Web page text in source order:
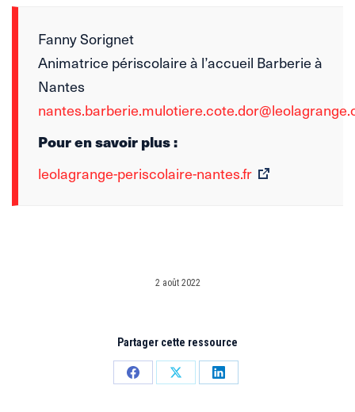
Fanny Sorignet
Animatrice périscolaire à l’accueil Barberie à
Nantes
Pour en savoir plus :
leolagrange-periscolaire-nantes.fr
2 août 2022
Partager cette ressource
PartagerPartagerPartager